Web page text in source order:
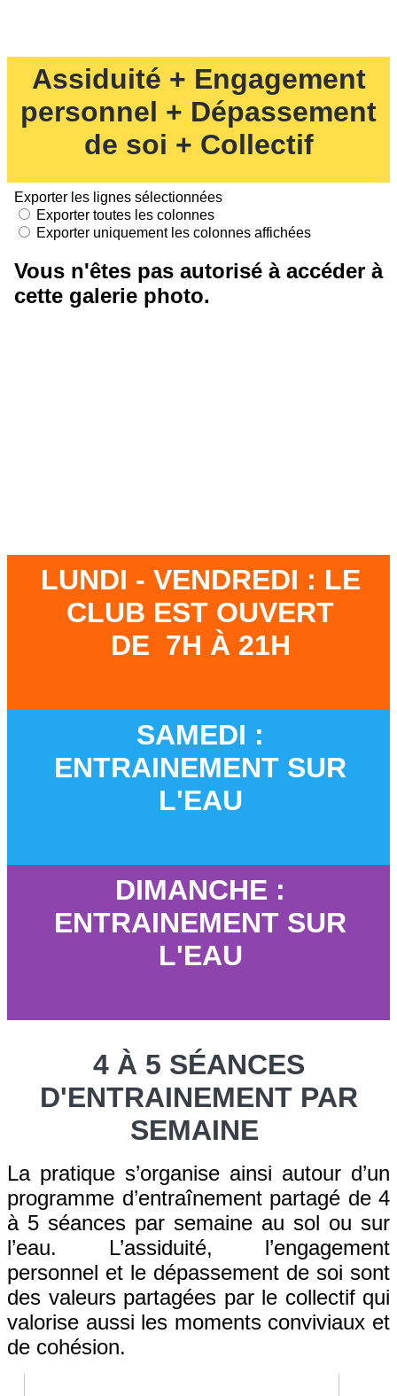
Assiduité + Engagement
personnel + Dépassement
de soi + Collectif
LUNDI - VENDREDI : LE
CLUB EST OUVERT
DE 7H À 21H
SAMEDI :
ENTRAINEMENT SUR
L'EAU
DIMANCHE :
ENTRAINEMENT SUR
L'EAU
4 À 5 SÉANCES
D'ENTRAINEMENT PAR
SEMAINE
La pratique s’organise ainsi autour d’un
programme d’entraînement partagé de 4
à 5 séances par semaine au sol ou sur
l’eau. L’assiduité, l’engagement
personnel et le dépassement de soi sont
des valeurs partagées par le collectif qui
valorise aussi les moments conviviaux et
de cohésion.